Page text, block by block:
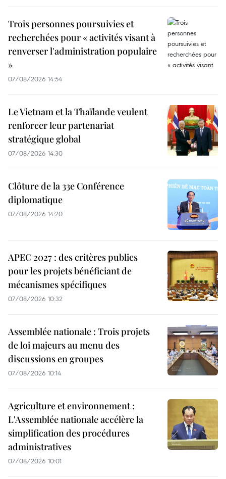
Trois personnes poursuivies et
recherchées pour « activités visant à
renverser l'administration populaire
»
07/08/2026 14:54
Le Vietnam et la Thaïlande veulent
renforcer leur partenariat
stratégique global
07/08/2026 14:30
Clôture de la 33e Conférence
diplomatique
07/08/2026 14:20
APEC 2027 : des critères publics
pour les projets bénéficiant de
mécanismes spécifiques
07/08/2026 10:32
Assemblée nationale : Trois projets
de loi majeurs au menu des
discussions en groupes
07/08/2026 10:14
Agriculture et environnement :
L'Assemblée nationale accélère la
simplification des procédures
administratives
07/08/2026 10:01